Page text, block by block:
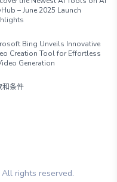
– June 2025 Launch
Bing Unveils Innovative
Creation Tool for Effortless
Generation
和条件
rights reserved.